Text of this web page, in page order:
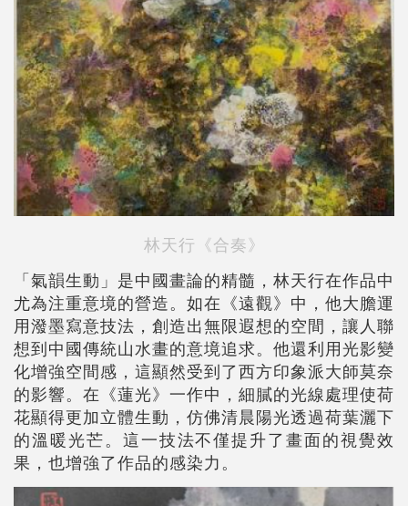
林天行《合奏》
「氣韻生動」是中國畫論的精髓，林天行在作品中
尤為注重意境的營造。如在《遠觀》中，他大膽運
用潑墨寫意技法，創造出無限遐想的空間，讓人聯
想到中國傳統山水畫的意境追求。他還利用光影變
化增強空間感，這顯然受到了西方印象派大師莫奈
的影響。在《蓮光》一作中，細膩的光線處理使荷
花顯得更加立體生動，仿佛清晨陽光透過荷葉灑下
的溫暖光芒。這一技法不僅提升了畫面的視覺效
果，也增強了作品的感染力。